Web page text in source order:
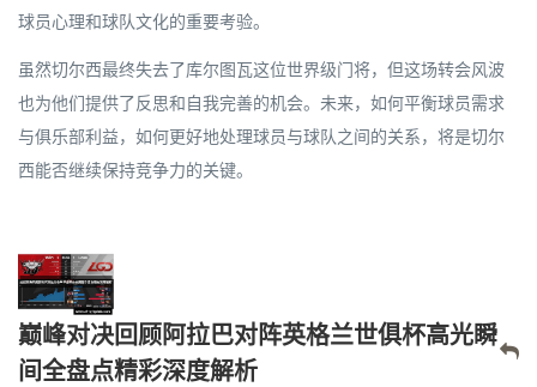
球员心理和球队文化的重要考验。
虽然切尔西最终失去了库尔图瓦这位世界级门将，但这场转会风波
也为他们提供了反思和自我完善的机会。未来，如何平衡球员需求
与俱乐部利益，如何更好地处理球员与球队之间的关系，将是切尔
西能否继续保持竞争力的关键。
巅峰对决回顾阿拉巴对阵英格兰世俱杯高光瞬
间全盘点精彩深度解析